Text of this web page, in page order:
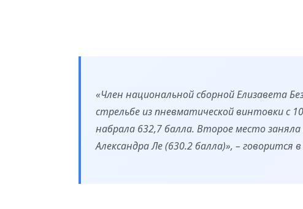
«Член национальной сборной Елизавета
стрельбе из пневматической винтовки с
набрала 632,7 балла. Второе место
Александра Ле (630.2 балла)», – говорится